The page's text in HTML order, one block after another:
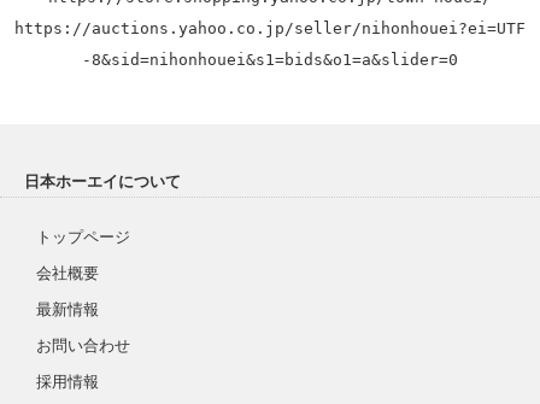
https://auctions.yahoo.co.jp/seller/nihonhouei?ei=UTF
-8&sid=nihonhouei&s1=bids&o1=a&slider=0
日本ホーエイについて
トップページ
会社概要
最新情報
お問い合わせ
採用情報